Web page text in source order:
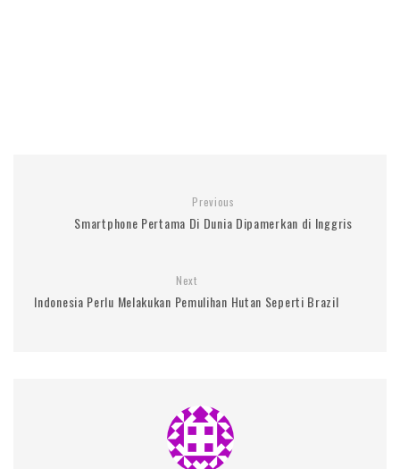
Previous
Smartphone Pertama Di Dunia Dipamerkan di Inggris
Next
Indonesia Perlu Melakukan Pemulihan Hutan Seperti Brazil